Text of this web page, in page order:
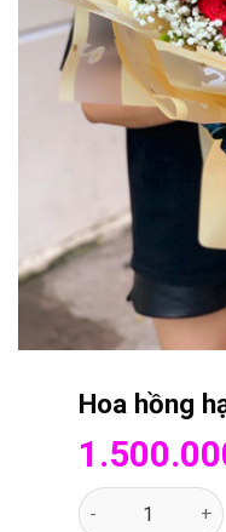
Hoa hồng
Hoa hồng hạnh